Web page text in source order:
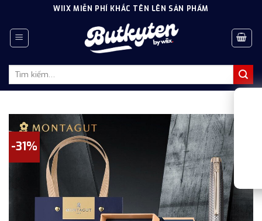
content
WIIX MIỄN PHÍ KHẮC TÊN LÊN SẢN PHẨM
Tìm
-31%